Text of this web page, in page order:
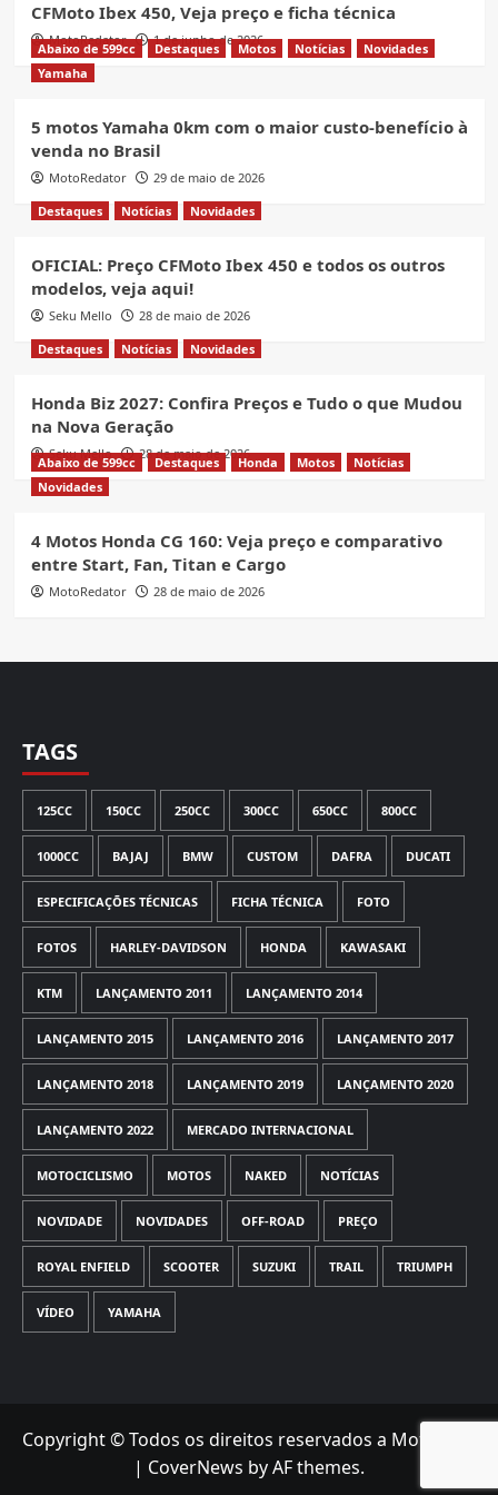
CFMoto Ibex 450, Veja preço e ficha técnica
MotoRedator 1 de junho de 2026
Abaixo de 599cc Destaques Motos Notícias
Novidades
Yamaha
5 motos Yamaha 0km com o maior custo-benefício à
venda no Brasil
MotoRedator
29 de maio de 2026
Destaques
Notícias Novidades
OFICIAL: Preço CFMoto Ibex 450 e todos os outros
modelos, veja aqui!
Seku Mello
28 de maio de 2026
Destaques
Notícias Novidades
Honda Biz 2027: Confira Preços e Tudo o que Mudou
na Nova Geração
Seku Mello 28 de maio de 2026
Abaixo de 599cc Destaques Honda Motos
Notícias
Novidades
4 Motos Honda CG 160: Veja preço e comparativo
entre Start, Fan, Titan e Cargo
MotoRedator 28 de maio de 2026
TAGS
125CC 150CC 250CC 300CC 650CC 800CC
1000CC BAJAJ BMW CUSTOM DAFRA DUCATI
ESPECIFICAÇÕES TÉCNICAS FICHA TÉCNICA FOTO
FOTOS HARLEY-DAVIDSON HONDA KAWASAKI
KTM LANÇAMENTO 2011 LANÇAMENTO 2014
LANÇAMENTO 2015 LANÇAMENTO 2016 LANÇAMENTO 2017
LANÇAMENTO 2018 LANÇAMENTO 2019 LANÇAMENTO 2020
LANÇAMENTO 2022 MERCADO INTERNACIONAL
MOTOCICLISMO MOTOS NAKED NOTÍCIAS
NOVIDADE NOVIDADES OFF-ROAD PREÇO
ROYAL ENFIELD SCOOTER SUZUKI TRAIL TRIUMPH
VÍDEO YAMAHA
Copyright © Todos os direitos reservados a Motorede
| CoverNews by AF themes.